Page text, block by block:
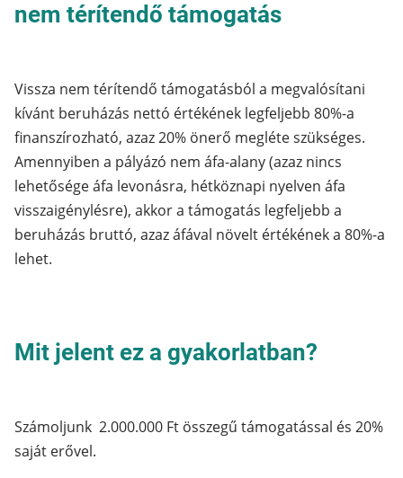
nem térítendő támogatás
Vissza nem térítendő támogatásból a megvalósítani
kívánt beruházás nettó értékének legfeljebb 80%-a
finanszírozható, azaz 20% önerő megléte szükséges.
Amennyiben a pályázó nem áfa-alany (azaz nincs
lehetősége áfa levonásra, hétköznapi nyelven áfa
visszaigénylésre), akkor a támogatás legfeljebb a
beruházás bruttó, azaz áfával növelt értékének a 80%-a
lehet.
Mit jelent ez a gyakorlatban?
Számoljunk 2.000.000 Ft összegű támogatással és 20%
saját erővel.